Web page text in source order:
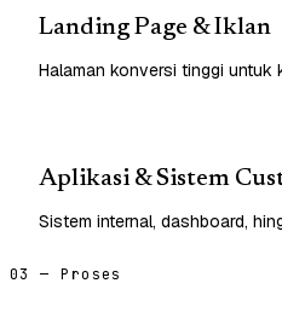
Landing Page & Iklan
Halaman konversi tinggi untuk
Aplikasi & Sistem
Sistem internal, dashboard,
03 — Proses